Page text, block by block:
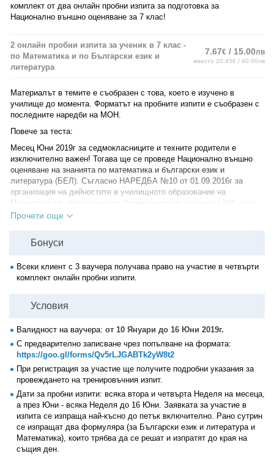
комплект от два онлайн пробни изпита за подготовка за
Национално външно оценяване за 7 клас!
2 онлайн пробни изпита за ученик в 7 клас -
по Математика и по Български език и
литература
7.67€ / 15.00лв
вместо 20.45€ / 40.00лв
Материалът в темите е съобразен с това, което е изучено в
училище до момента. Форматът на пробните изпити е съобразен с
последните наредби на МОН.
Повече за теста:
Месец Юни 2019г за седмокласниците и техните родители е
изключително важен! Тогава ще се проведе Национално външно
оценяване на знанията по математика и български език и
литература (БЕЛ). Съгласно НАРЕДБА №10 от 01.09.2016г за
организация на дейностите в училищното образование на
Министъра на образованието, "приемането на ученици в VIII клас
по чл. 145, ал. 2 ЗПУО се извършва въз основа на резултатите от
(точките) от двата изпита, се умножават по две или три, в
съответната профилирана гимназия.
бъдещето на младия човек. Въпросът, който сега си задават
математика?
До голяма степен ниските резултати се дължат на непознати като
формулировка и тип задачи, каквито не се срещат в учебниците.
От друга страна, времето на изпита не достига. За 150 минути
трябва да се решат 25-26 задачи от 1 модул, т.е. по 5 минути на
задача.
За да бъде повишена оценката, експертите препоръчват да се
решават много примерни теми за определеното време. Организират
се пробни изпити срещу заплащане в по-големите градове.
Участието в тях за някои семейства е непосилно, а за семейства,
които живеят далеч от голям град, са нужни и разходи за
Прочети още
Бонуси
Всеки клиент с 3 ваучера получава право на участие в четвърти
комплект онлайн пробни изпити.
Условия
Валидност на ваучера: от 10 Януари до 16 Юни 2019г.
С предварително записване чрез попълване на формата:
https://goo.gl/forms/Qv5rLJGABTk2yW8t2
При регистрация за участие ще получите подробни указания за
провеждането на тренировъчния изпит.
Дати за пробни изпити: всяка втора и четвърта Неделя на месеца,
а през Юни - всяка Неделя до 16 Юни. Заявката за участие в
изпита се изпраща най-късно до петък включително. Рано сутрин
се изпращат два формуляра (за Български език и литература и
Математика), които трябва да се решат и изпратят до края на
същия ден.